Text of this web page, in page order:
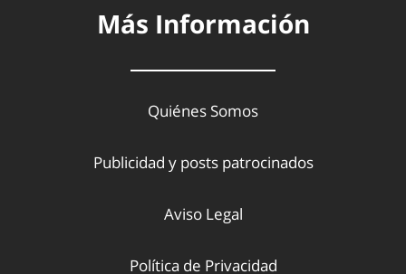
Más Información
Quiénes Somos
Publicidad y posts patrocinados
Aviso Legal
Política de Privacidad